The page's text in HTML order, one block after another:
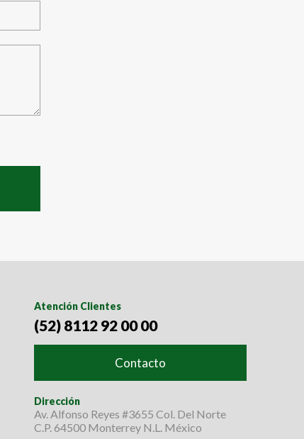
Atención Clientes
(52) 8112 92 00 00
Contacto
Dirección
Av. Alfonso Reyes #3655 Col. Del Norte
C.P. 64500 Monterrey N.L. México